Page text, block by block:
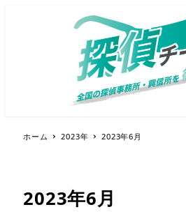
ホーム 2023年 2023年6月
2023年6月